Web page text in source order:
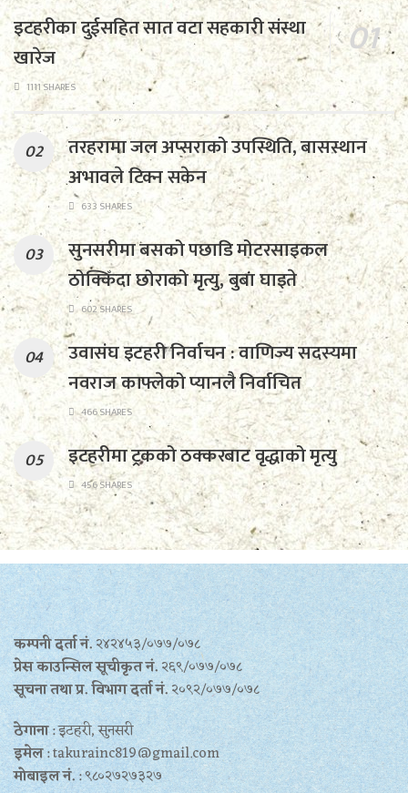
इटहरीका दुईसहित सात वटा सहकारी संस्था
खारेज
1111 SHARES
तरहरामा जल अप्सराको उपस्थिति, बासस्थान
अभावले टिक्न सकेन
633 SHARES
सुनसरीमा बसको पछाडि मोटरसाइकल
ठोक्किँदा छोराको मृत्यु, बुबा घाइते
602 SHARES
उवासंघ इटहरी निर्वाचन : वाणिज्य सदस्यमा
नवराज काफ्लेको प्यानलै निर्वाचित
466 SHARES
इटहरीमा ट्रकको ठक्करबाट वृद्धाको मृत्यु
456 SHARES
कम्पनी दर्ता नं.२४२४५३/०७७/०७८
प्रेस काउन्सिल सूचीकृत नं.२६९/०७७/०७८
सूचना तथा प्र‍. विभाग दर्ता नं.२०९२/०७७/०७८
ठेगाना: इटहरी, सुनसरी
इमेल: takurainc819@gmail.com
मोबाइल नं.: ९८०२७२७३२७